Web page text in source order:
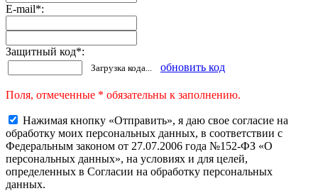
E-mail*:
Защитный код*:
Загрузка кода... обновить код
Поля, отмеченные * обязательны к заполнению.
Нажимая кнопку «Отправить», я даю свое согласие на
обработку моих персональных данных, в соответствии с
Федеральным законом от 27.07.2006 года №152-ФЗ «О
персональных данных», на условиях и для целей,
определенных в Согласии на обработку персональных
данных.